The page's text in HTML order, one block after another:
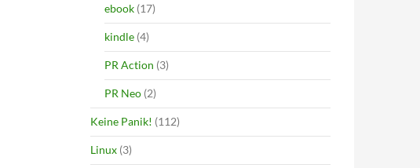
ebook (17)
kindle (4)
PR Action (3)
PR Neo (2)
Keine Panik! (112)
Linux (3)